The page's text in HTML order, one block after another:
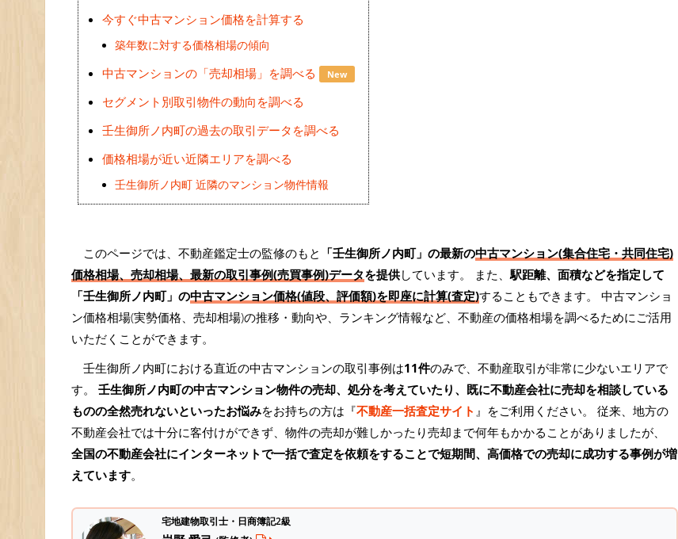
今すぐ中古マンション価格を計算する
築年数に対する価格相場の傾向
中古マンションの「売却相場」を調べる New
セグメント別取引物件の動向を調べる
壬生御所ノ内町の過去の取引データを調べる
価格相場が近い近隣エリアを調べる
壬生御所ノ内町 近隣のマンション物件情報
このページでは、不動産鑑定士の監修のもと 「壬生御所ノ内町」の最新の中古マンション(集合住宅・共同住宅)
価格相場、売却相場、最新の取引事例(売買事例)データを提供しています。 また、 駅距離、面積などを指定して
「壬生御所ノ内町」の中古マンション価格(値段、評価額)を即座に計算(査定)することもできます。 中古マンショ
ン価格相場(実勢価格、売却相場)の推移・動向や、ランキング情報など、不動産の価格相場を調べるためにご活用
いただくことができます。
壬生御所ノ内町における直近の中古マンションの取引事例は11件のみで、不動産取引が非常に少ないエリアで
す。 壬生御所ノ内町の中古マンション物件の売却、処分を考えていたり、既に不動産会社に売却を相談している
ものの全然売れないといったお悩みをお持ちの方は『不動産一括査定サイト 』をご利用ください。 従来、地方の
不動産会社では十分に客付けができず、物件の売却が難しかったり売却まで何年もかかることがありましたが、
全国の不動産会社にインターネットで一括で査定を依頼をすることで短期間、高価格での売却に成功する事例が増
えています。
宅地建物取引士・日商簿記2級